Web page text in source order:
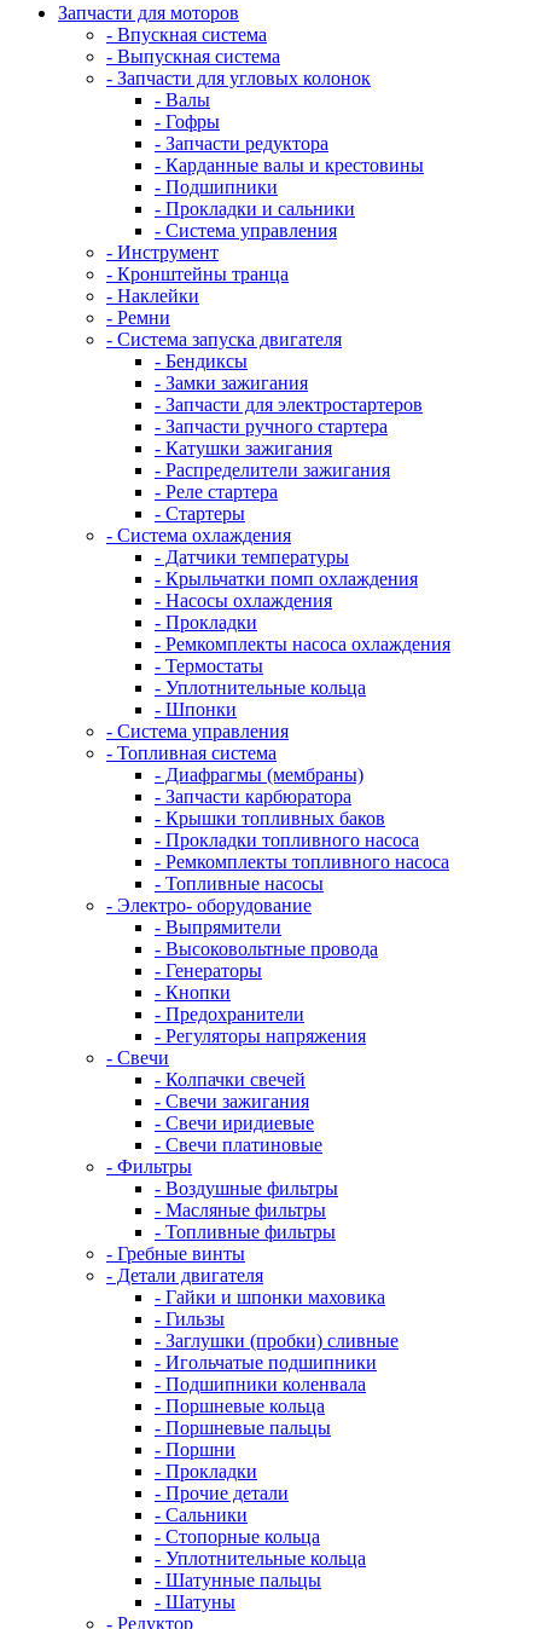
Запчасти для моторов
- Впускная система
- Выпускная система
- Запчасти для угловых колонок
- Валы
- Гофры
- Запчасти редуктора
- Карданные валы и крестовины
- Подшипники
- Прокладки и сальники
- Система управления
- Инструмент
- Кронштейны транца
- Наклейки
- Ремни
- Система запуска двигателя
- Бендиксы
- Замки зажигания
- Запчасти для электростартеров
- Запчасти ручного стартера
- Катушки зажигания
- Распределители зажигания
- Реле стартера
- Стартеры
- Система охлаждения
- Датчики температуры
- Крыльчатки помп охлаждения
- Насосы охлаждения
- Прокладки
- Ремкомплекты насоса охлаждения
- Термостаты
- Уплотнительные кольца
- Шпонки
- Система управления
- Топливная система
- Диафрагмы (мембраны)
- Запчасти карбюратора
- Крышки топливных баков
- Прокладки топливного насоса
- Ремкомплекты топливного насоса
- Топливные насосы
- Электро- оборудование
- Выпрямители
- Высоковольтные провода
- Генераторы
- Кнопки
- Предохранители
- Регуляторы напряжения
- Свечи
- Колпачки свечей
- Свечи зажигания
- Свечи иридиевые
- Свечи платиновые
- Фильтры
- Воздушные фильтры
- Масляные фильтры
- Топливные фильтры
- Гребные винты
- Детали двигателя
- Гайки и шпонки маховика
- Гильзы
- Заглушки (пробки) сливные
- Игольчатые подшипники
- Подшипники коленвала
- Поршневые кольца
- Поршневые пальцы
- Поршни
- Прокладки
- Прочие детали
- Сальники
- Стопорные кольца
- Уплотнительные кольца
- Шатунные пальцы
- Шатуны
- Редуктор